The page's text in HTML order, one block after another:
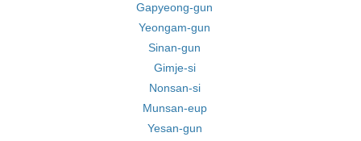
Gapyeong-gun
Yeongam-gun
Sinan-gun
Gimje-si
Nonsan-si
Munsan-eup
Yesan-gun